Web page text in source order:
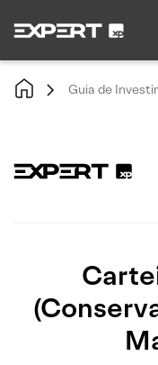
Guia de